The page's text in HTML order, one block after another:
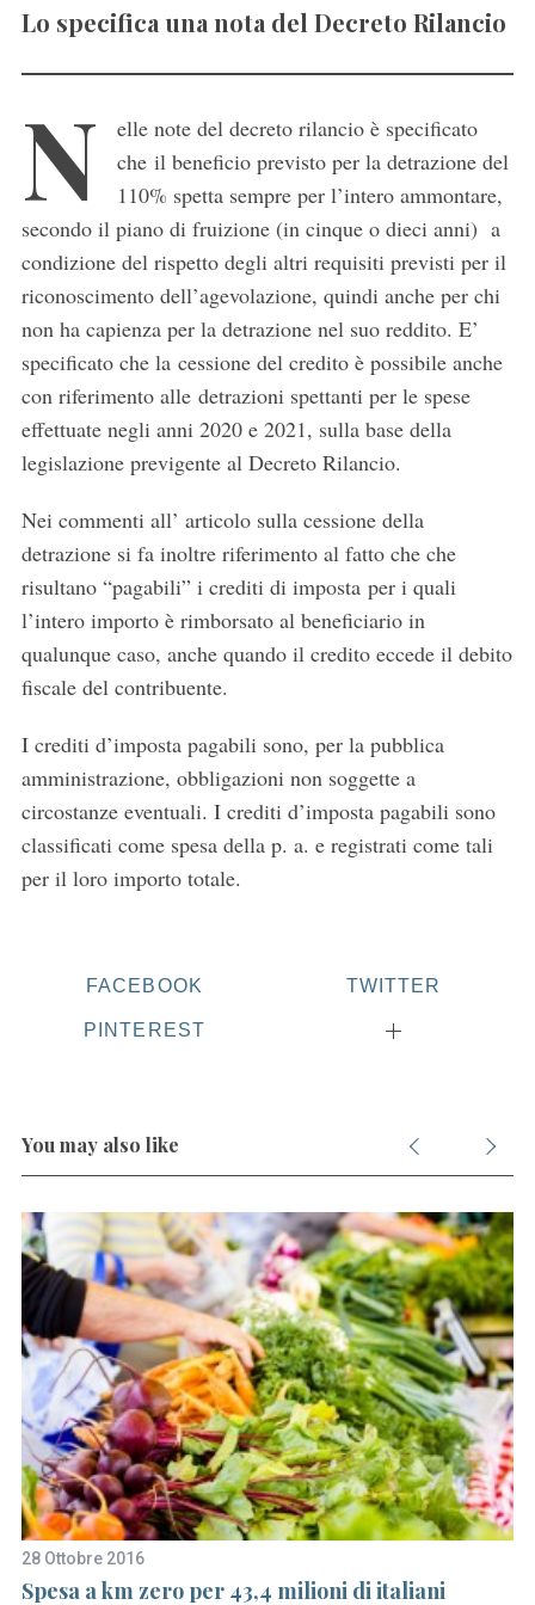
Lo specifica una nota del Decreto Rilancio
N
elle note del decreto rilancio è specificato
che il beneficio previsto per la detrazione del
110% spetta sempre per l’intero ammontare,
secondo il piano di fruizione (in cinque o dieci anni) a
condizione del rispetto degli altri requisiti previsti per il
riconoscimento dell’agevolazione, quindi anche per chi
non ha capienza per la detrazione nel suo reddito. E’
specificato che la cessione del credito è possibile anche
con riferimento alle detrazioni spettanti per le spese
effettuate negli anni 2020 e 2021, sulla base della
legislazione previgente al Decreto Rilancio.
Nei commenti all’ articolo sulla cessione della
detrazione si fa inoltre riferimento al fatto che che
risultano “pagabili” i crediti di imposta per i quali
l’intero importo è rimborsato al beneficiario in
qualunque caso, anche quando il credito eccede il debito
fiscale del contribuente.
I crediti d’imposta pagabili sono, per la pubblica
amministrazione, obbligazioni non soggette a
circostanze eventuali. I crediti d’imposta pagabili sono
classificati come spesa della p. a. e registrati come tali
per il loro importo totale.
FACEBOOK TWITTER
PINTEREST
You may also like
28 Ottobre 2016
Spesa a km zero per 43,4 milioni di italiani